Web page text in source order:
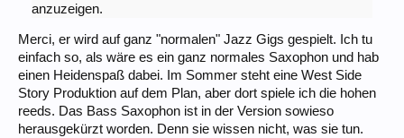
anzuzeigen.
Merci, er wird auf ganz "normalen" Jazz Gigs gespielt. Ich tu
einfach so, als wäre es ein ganz normales Saxophon und hab
einen Heidenspaß dabei. Im Sommer steht eine West Side
Story Produktion auf dem Plan, aber dort spiele ich die hohen
reeds. Das Bass Saxophon ist in der Version sowieso
herausgekürzt worden. Denn sie wissen nicht, was sie tun.